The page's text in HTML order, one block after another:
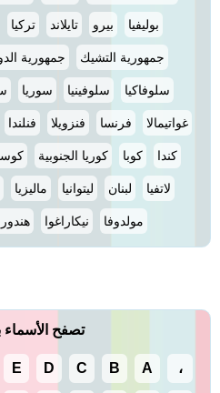
بوليفيا بيرو تايلاند تركيا
جمهورية التشيك جمهورية
سلوفاكيا سلوفينيا سوريا
غواتيمالا فرنسا فنزويلا فنلندا
كندا كوبا كوريا الجنوبية
لاتفيا لبنان ليتوانيا ماليزيا
مولدوفا نيكاراغوا
تصفح
، A
B
C
D
E